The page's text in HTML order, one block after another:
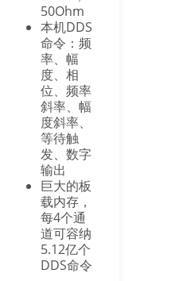
50Ohm
本机DDS
命令：频
率、幅
度、相
位、频率
斜率、幅
度斜率、
等待触
发、数字
输出
巨大的板
载内存，
每4个通
道可容纳
5.12亿个
DDS命令